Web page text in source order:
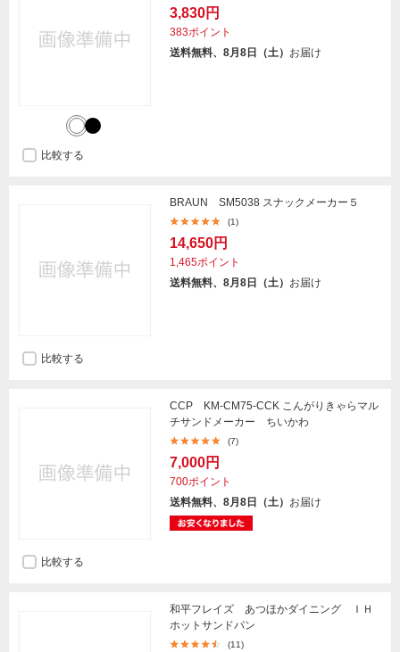
3,830円
383ポイント
送料無料、8月8日（土） お届け
比較する
BRAUN SM5038 スナックメーカー５
(1)
14,650円
1,465ポイント
送料無料、8月8日（土） お届け
比較する
CCP KM-CM75-CCK こんがりきゃらマル
チサンドメーカー ちいかわ
(7)
7,000円
700ポイント
送料無料、8月8日（土） お届け
比較する
和平フレイズ あつほかダイニング ＩＨ
ホットサンドパン
(11)